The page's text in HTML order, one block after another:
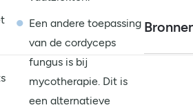
Een andere toepassing
van de cordyceps
fungus is bij
mycotherapie. Dit is
een alternatieve